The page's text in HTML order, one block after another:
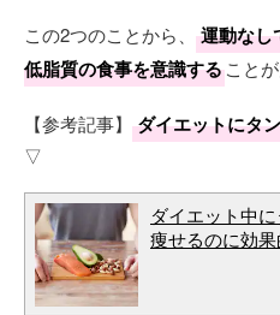
この2つのことから、
運動なし
低脂質の食事を意識すること
【参考記事】 ダイエットにタ
▽
ダイエット中
痩せるのに効